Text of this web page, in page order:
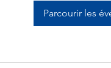
Parcourir les